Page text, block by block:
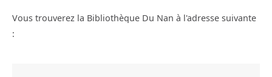
Vous trouverez la Bibliothèque Du Nan à l'adresse suivante
: